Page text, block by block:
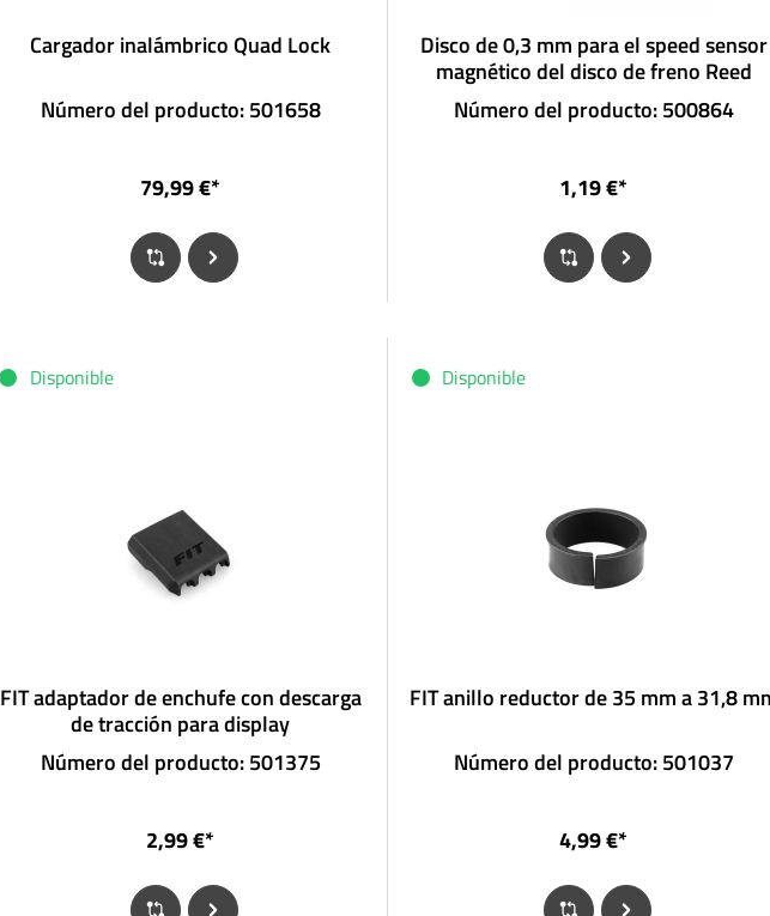
Cargador inalámbrico Quad Lock
Número del producto: 501658
79,99 €*
Disco de 0,3 mm para el speed sensor
magnético del disco de freno Reed
Número del producto: 500864
1,19 €*
Disponible
FIT adaptador de enchufe con descarga
de tracción para display
Número del producto: 501375
2,99 €*
Disponible
FIT anillo reductor de 35 mm a 31,8
Número del producto: 501037
4,99 €*